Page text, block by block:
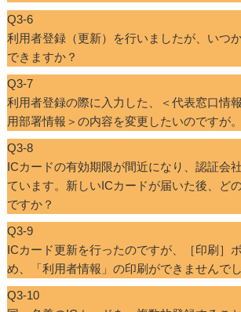
Q3-6
利用者登録（更新）を行いましたが、いつ
できますか？
Q3-7
利用者登録の際に入力した、＜代表窓口情
用部署情報＞の内容を変更したいのですが。
Q3-8
ICカードの有効期限が間近になり、認証会
ています。新しいICカードが届いた後、ど
ですか？
Q3-9
ICカード更新を行ったのですが、［印刷］
め、「利用者情報」の印刷ができませんでし
Q3-10